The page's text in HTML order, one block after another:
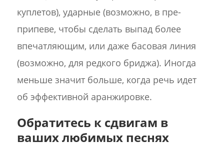
куплетов), ударные (возможно, в пре-
припеве, чтобы сделать выпад более
впечатляющим, или даже басовая линия
(возможно, для редкого бриджа). Иногда
меньше значит больше, когда речь идет
об эффективной аранжировке.
Обратитесь к сдвигам в
ваших любимых песнях